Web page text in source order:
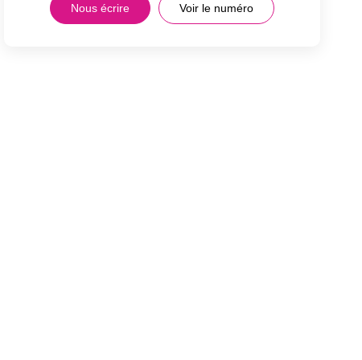
Nous écrire Voir le numéro